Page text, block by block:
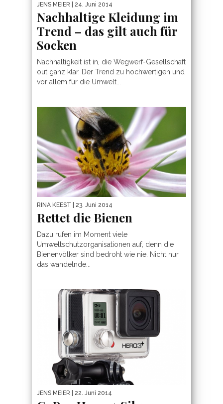
JENS MEIER | 24. Juni 2014
Nachhaltige Kleidung im
Trend – das gilt auch für
Socken
Nachhaltigkeit ist in, die Wegwerf-Gesellschaft
out ganz klar. Der Trend zu hochwertigen und
vor allem für die Umwelt...
RINA KEEST | 23. Juni 2014
Rettet die Bienen
Dazu rufen im Moment viele
Umweltschutzorganisationen auf, denn die
Bienenvölker sind bedroht wie nie. Nicht nur
das wandelnde...
JENS MEIER | 22. Juni 2014